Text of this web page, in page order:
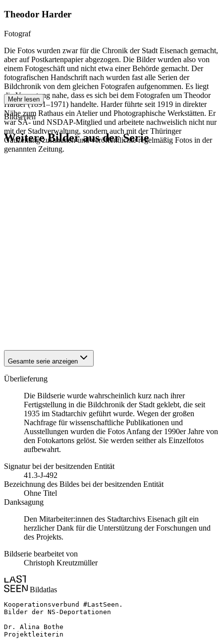
Theodor Harder
Fotograf
Die Fotos wurden zwar für die Chronik der Stadt Eisenach gemacht,
aber auf Postkartenpapier abgezogen. Die Bilder wurden also von
einem Fotogeschäft und nicht etwa einer Behörde gemacht. Der
fotografischen Handschrift nach wurden fast alle Serien der
Bildchronik von dem gleichen Fotografen aufgenommen. Es liegt
die Vermutung nahe, dass es sich bei dem Fotografen um Theodor
Harder (1891–1971) handelte. Harder führte seit 1919 in direkter
Nähe zum Rathaus ein Atelier und Photographische Werkstätten. Er
war SA- und NSDAP-Mitglied und arbeitete nachweislich nicht nur
mit der Stadtverwaltung, sondern auch mit der Thüringer
Gauzeitung zusammen und veröffentlichte regelmäßig Fotos in der
genannten Zeitung.
Mehr lesen
Bildserien
Weitere Bilder aus der Serie
Gesamte serie anzeigen
Überlieferung
Die Bildserie wurde wahrscheinlich kurz nach ihrer
Fertigstellung in die Bildchronik der Stadt geklebt, die seit
1935 im Stadtarchiv geführt wurde. Wegen der großen
Nachfrage für wissenschaftliche Publikationen und
Ausstellungen wurden die Fotos Anfang der 1990er Jahre von
den Fotokartons gelöst. Sie werden seither als Einzelfotos
aufbewahrt.
Signatur bei der besitzenden Entität
41.3-J-492
Bezeichnung des Bildes bei der besitzenden Entität
Ohne Titel
Danksagung
Den Mitarbeiter:innen des Stadtarchivs Eisenach gilt ein
herzlicher Dank für die Unterstützung der Forschungen und
des Projekts.
Bildserie bearbeitet von
Christoph Kreutzmüller
Bildatlas
Kooperationsverbund #LastSeen.
Bilder der NS-Deportationen
Dr. Alina Bothe
Projektleiterin